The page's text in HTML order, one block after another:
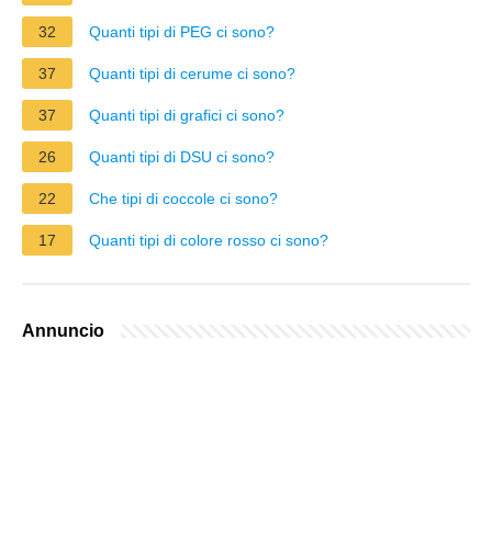
32 Quanti tipi di PEG ci sono?
37 Quanti tipi di cerume ci sono?
37 Quanti tipi di grafici ci sono?
26 Quanti tipi di DSU ci sono?
22 Che tipi di coccole ci sono?
17 Quanti tipi di colore rosso ci sono?
Annuncio